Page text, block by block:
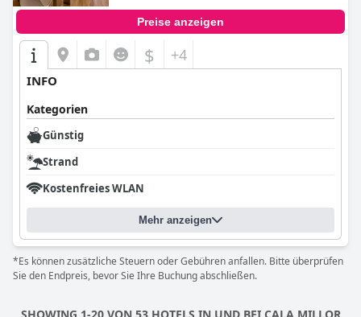
Preise anzeigen
$ +4
INFO
Kategorien
Günstig
Strand
Kostenfreies WLAN
Mehr anzeigen
*Es können zusätzliche Steuern oder Gebühren anfallen. Bitte überprüfen
Sie den Endpreis, bevor Sie Ihre Buchung abschließen.